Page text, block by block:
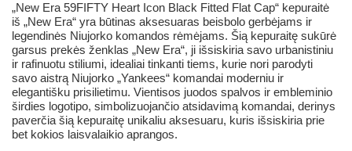
„New Era 59FIFTY Heart Icon Black Fitted Flat Cap“ kepuraitė
iš „New Era“ yra būtinas aksesuaras beisbolo gerbėjams ir
legendinės Niujorko komandos rėmėjams. Šią kepuraitę sukūrė
garsus prekės ženklas „New Era“, ji išsiskiria savo urbanistiniu
ir rafinuotu stiliumi, idealiai tinkanti tiems, kurie nori parodyti
savo aistrą Niujorko „Yankees“ komandai moderniu ir
elegantišku prisilietimu. Vientisos juodos spalvos ir embleminio
širdies logotipo, simbolizuojančio atsidavimą komandai, derinys
paverčia šią kepuraitę unikaliu aksesuaru, kuris išsiskiria prie
bet kokios laisvalaikio aprangos.